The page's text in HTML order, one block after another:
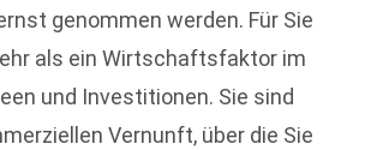
genommen werden. Für Sie
als ein Wirtschaftsfaktor im
und Investitionen. Sie sind
Vernunft, über die Sie